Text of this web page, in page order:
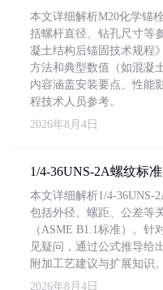
本文详细解析M20化学锚
括螺杆直径、钻孔尺寸等
凝土结构后锚固技术规程
方法和典型数值（如混凝
内容涵盖安装要点、性能
程技术人员参考。
2026年8月4日
1/4-36UNS-2A螺纹标
本文详细解析1/4-36UNS-
包括外径、螺距、公差等
（ASME B1.1标准）。针
见疑问，通过公式推导给
附加工艺建议与扩展知识。
2026年8月4日